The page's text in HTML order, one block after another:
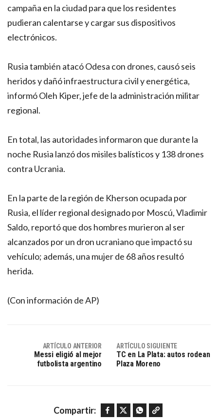
campaña en la ciudad para que los residentes
pudieran calentarse y cargar sus dispositivos
electrónicos.
Rusia también atacó Odesa con drones, causó seis
heridos y dañó infraestructura civil y energética,
informó Oleh Kiper, jefe de la administración militar
regional.
En total, las autoridades informaron que durante la
noche Rusia lanzó dos misiles balísticos y 138 drones
contra Ucrania.
En la parte de la región de Kherson ocupada por
Rusia, el líder regional designado por Moscú, Vladimir
Saldo, reportó que dos hombres murieron al ser
alcanzados por un dron ucraniano que impactó su
vehículo; además, una mujer de 68 años resultó
herida.
(Con información de AP)
ARTÍCULO ANTERIOR
Messi eligió al mejor
futbolista argentino
ARTÍCULO SIGUIENTE
TC en La Plata: autos rodean
Plaza Moreno
Compartir: Facebook Twitter WhatsApp Copy link